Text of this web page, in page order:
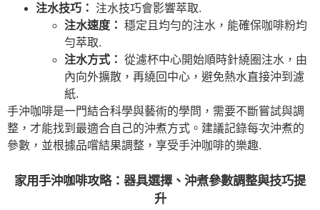
注水技巧：
注水技巧會影響萃取.
注水速度： 穩定且均勻的注水，能確保咖啡粉均
勻萃取.
注水方式： 從濾杯中心開始順時針繞圈注水，由
內向外擴散，再繞回中心，避免熱水直接沖到濾
紙.
手沖咖啡是一門結合科學與藝術的學問，需要不斷嘗試與調
整，才能找到最適合自己的沖煮方式。建議記錄每次沖煮的
參數，並根據品嚐結果調整，享受手沖咖啡的樂趣.
家用手沖咖啡攻略：器具選擇、沖煮參數調整與技巧提
升